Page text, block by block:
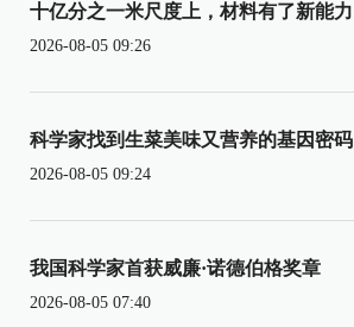
十亿分之一米尺度上，材料有了新能力
2026-08-05 09:26
科学家找到生菜美味又营养的基因密码
2026-08-05 09:24
我国科学家首获威廉·诺德伯格奖章
2026-08-05 07:40